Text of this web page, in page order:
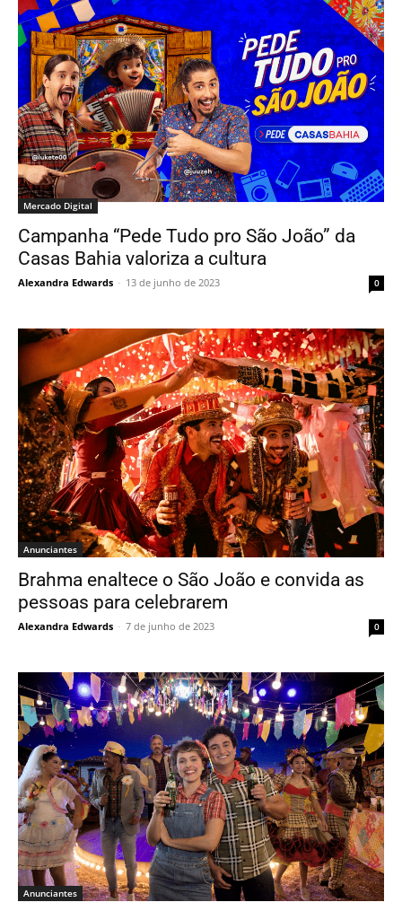
Mercado Digital
Campanha “Pede Tudo pro São João” da
Casas Bahia valoriza a cultura
Alexandra Edwards - 13 de junho de 2023 0
Anunciantes
Brahma enaltece o São João e convida as
pessoas para celebrarem
Alexandra Edwards - 7 de junho de 2023 0
Anunciantes